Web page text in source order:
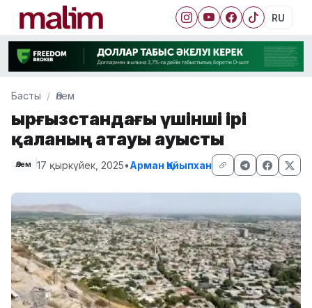
RU
Басты Әлем
Қырғызстандағы үшінші ірі
қаланың атауы ауысты
Әлем 17 қыркүйек, 2025•Арман Қайыпхан